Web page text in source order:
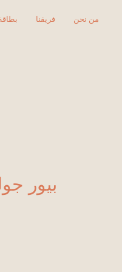
فريقنا من نحن
بيور